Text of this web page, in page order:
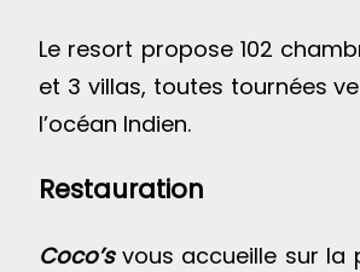
Le resort propose 102
et 3 villas, toutes tournées
l’océan Indien.
Restauration
Coco’svous accueille sur la